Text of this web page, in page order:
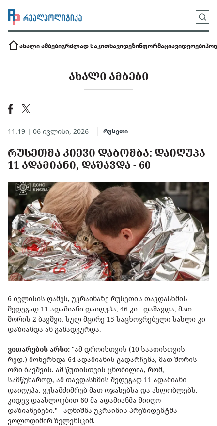
ახალი ამბებიგრძლად საკითხავიდეზინფორმაციავიდეოები
ᲐᲮᲐᲚᲘ ᲐᲛᲑᲔᲑᲘ
11:19 | 06 ივლისი, 2026 — რუსეთი
ᲠᲣᲡᲔᲗᲛᲐ ᲙᲘᲔᲕᲘ ᲓᲐᲑᲝᲛᲑᲐ: ᲓᲐᲘᲦᲣᲞᲐ
11 ᲐᲓᲐᲛᲘᲐᲜᲘ, ᲓᲐᲨᲐᲕᲓᲐ - 60
6 ივლისის ღამეს, უკრაინაზე რუსეთის თავდასხმის
შედეგად 11 ადამიანი დაიღუპა, 46 კი - დაშავდა, მათ
შორის 2 ბავშვი, სულ მცირე 15 საცხოვრებელი სახლი კი
დაზიანდა ან განადგურდა.
ვითარების არსი: "ამ დროისთვის (10 საათისთვის -
რედ.) მოხერხდა 64 ადამიანის გადარჩენა, მათ შორის
ორი ბავშვის. ამ წუთისთვის ცნობილია, რომ,
სამწუხაროდ, ამ თავდასხმის შედეგად 11 ადამიანი
დაიღუპა. ვუსამძიმრებ მათ ოჯახებსა და ახლობლებს.
კიდევ დაახლოებით 60-მა ადამიანმა მიიღო
დაზიანებები." - აღნიშნა უკრაინის პრეზიდენტმა
ვოლოდიმირ ზელენსკიმ.